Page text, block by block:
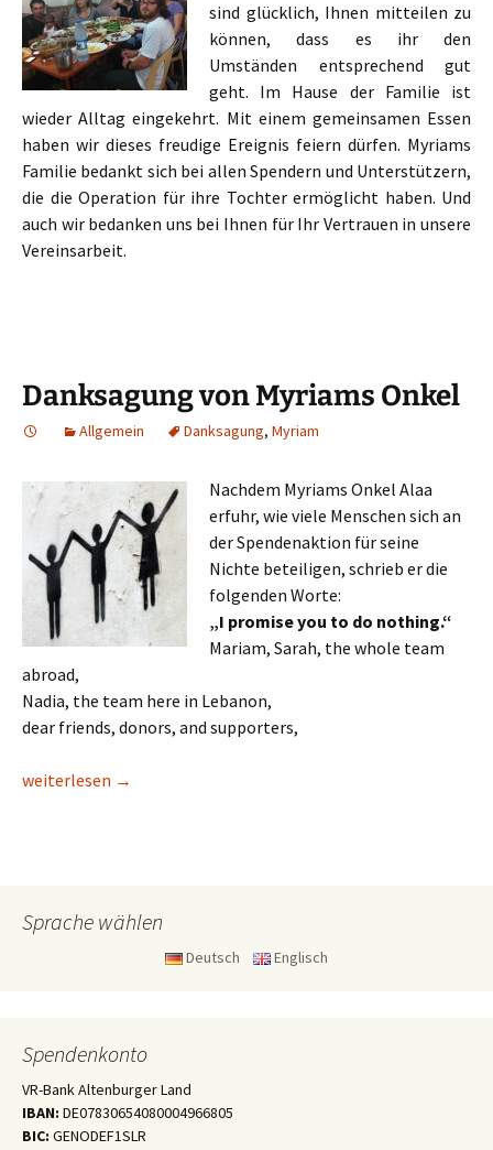
sind glücklich, Ihnen mitteilen zu
können, dass es ihr den
Umständen entsprechend gut
geht. Im Hause der Familie ist
wieder Alltag eingekehrt. Mit einem gemeinsamen Essen
haben wir dieses freudige Ereignis feiern dürfen. Myriams
Familie bedankt sich bei allen Spendern und Unterstützern,
die die Operation für ihre Tochter ermöglicht haben. Und
auch wir bedanken uns bei Ihnen für Ihr Vertrauen in unsere
Vereinsarbeit.
Danksagung von Myriams Onkel
Allgemein Danksagung, Myriam
Nachdem Myriams Onkel Alaa
erfuhr, wie viele Menschen sich an
der Spendenaktion für seine
Nichte beteiligen, schrieb er die
folgenden Worte:
„I promise you to do nothing.“
Mariam, Sarah, the whole team
abroad,
Nadia, the team here in Lebanon,
dear friends, donors, and supporters,
Danksagung von Myriams Onkel
weiterlesen →
Sprache wählen
Deutsch Englisch
Spendenkonto
VR-Bank Altenburger Land
IBAN: DE07830654080004966805
BIC: GENODEF1SLR